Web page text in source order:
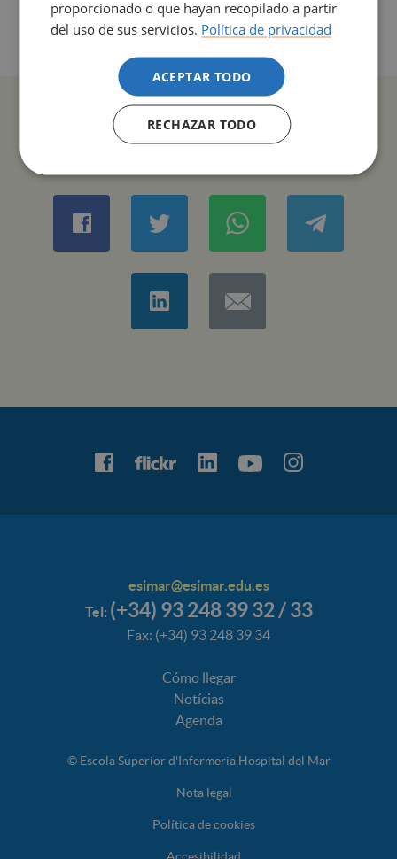
esimar@esimar.edu.es
Tel: (+34) 93 248 39 32 / 33
Fax: (+34) 93 248 39 34
Cómo llegar
Notícias
Agenda
© Escola Superior d'Infermeria Hospital del Mar
Nota legal
Política de cookies
proporcionado o que hayan recopilado a partir
del uso de sus servicios. Política de privacidad
ACEPTAR TODO
RECHAZAR TODO